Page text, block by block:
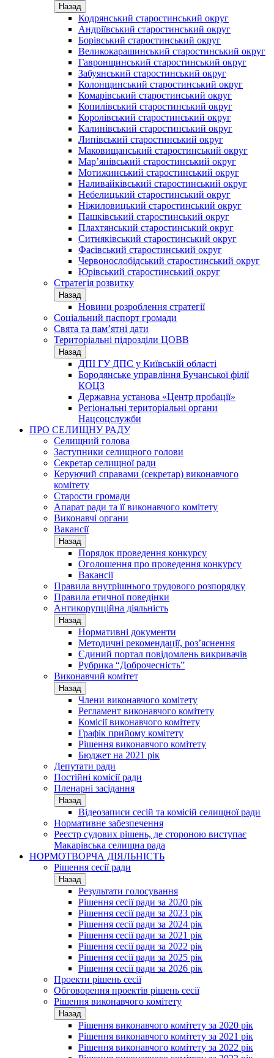
Назад
Кодрянський старостинський округ
Андріївський старостинський округ
Борівський старостинський округ
Великокарашинський старостинський округ
Гавронщинський старостинський округ
Забуянський старостинський округ
Колонщинський старостинський округ
Комарівський старостинський округ
Копилівський старостинський округ
Королівський старостинський округ
Калинівський старостинський округ
Липівський старостинський округ
Маковищанський старостинський округ
Мар’янівський старостинський округ
Мотижинський старостинський округ
Наливайківський старостинський округ
Небелицький старостинський округ
Ніжиловицький старостинський округ
Пашківський старостинський округ
Плахтянський старостинський округ
Ситняківський старостинський округ
Фасівський старостинський округ
Червонослобідський старостинський округ
Юрівський старостинський округ
Стратегія розвитку
Назад
Новини розроблення стратегії
Соціальний паспорт громади
Свята та пам’ятні дати
Територіальні підрозділи ЦОВВ
Назад
ДПІ ГУ ДПС у Київській області
Бородянське управління Бучанської філії
КОЦЗ
Державна установа «Центр пробації»
Регіональні територіальні органи
Нацсоцслужби
ПРО СЕЛИЩНУ РАДУ
Селищний голова
Заступники селищного голови
Секретар селищної ради
Керуючий справами (секретар) виконавчого
комітету
Старости громади
Апарат ради та її виконавчого комітету
Виконавчі органи
Вакансії
Назад
Порядок проведення конкурсу
Оголошення про проведення конкурсу
Вакансії
Правила внутрішнього трудового розпорядку
Правила етичної поведінки
Антикорупційна діяльність
Назад
Нормативні документи
Методичні рекомендації, роз’яснення
Єдиний портал повідомлень викривачів
Рубрика “Доброчесність”
Виконавчий комітет
Назад
Члени виконавчого комітету
Регламент виконавчого комітету
Комісії виконавчого комітету
Графік прийому комітету
Рішення виконавчого комітету
Бюджет на 2021 рік
Депутати ради
Постійні комісії ради
Пленарні засідання
Назад
Відеозаписи сесій та комісій селищної ради
Нормативне забезпечення
Реєстр судових рішень, де стороною виступає
Макарівська селищна рада
НОРМОТВОРЧА ДІЯЛЬНІСТЬ
Рішення сесії ради
Назад
Результати голосування
Рішення сесії ради за 2020 рік
Рішення сесії ради за 2023 рік
Рішення сесії ради за 2024 рік
Рішення сесії ради за 2021 рік
Рішення сесії ради за 2022 рік
Рішення сесії ради за 2025 рік
Рішення сесії ради за 2026 рік
Проекти рішень сесії
Обговорення проектів рішень сесії
Рішення виконавчого комітету
Назад
Рішення виконавчого комітету за 2020 рік
Рішення виконавчого комітету за 2021 рік
Рішення виконавчого комітету за 2022 рік